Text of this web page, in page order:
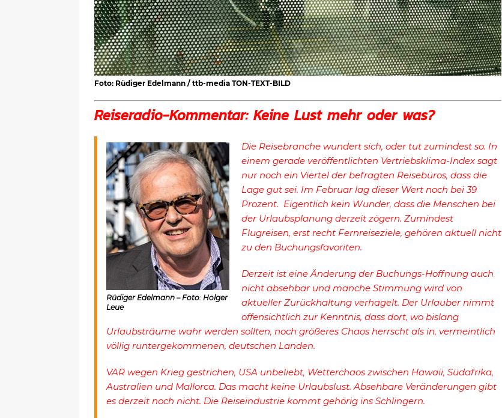
Foto: Rüdiger Edelmann / ttb-media TON-TEXT-BILD
Reiseradio-Kommentar: Keine Lust mehr oder was?
Rüdiger Edelmann – Foto: Holger
Leue
Die Reisebranche wundert sich, oder tut zumindest so. In
einem gerade veröffentlichten Vertriebsklima-Index sagt
nur noch ein Viertel der befragten Reisebüros, dass die
Lage gut sei. Im Februar lag dieser Wert noch bei 39
Prozent. Eigentlich kein Wunder, dass die Menschen bei
der Urlaubsplanung derzeit zögern. Zumindest
Flugreisen, erst recht Fernreiseziele, gehören aktuell nicht
zu den Buchungsfavoriten.
Derzeit ist eine Änderung der Buchungs-Hoffnung auch
nicht absehbar und manche Stimmung wird von
aktueller Zurückhaltung verhagelt. Der Urlauber nimmt
offensichtlich zur Kenntnis, dass dort, wo bislang
Urlaubsträume wahr werden sollten, noch größeres Chaos herrscht als in, vermeintlich
völlig runtergekommenen, deutschen Landen.
VAR wegen Krieg gestrichen, USA unbeliebt, Wetterchaos zwischen Hawaii, Südafrika,
Australien und Mallorca. Das macht keine Urlaubslust. Absehbare Veränderungen gibt
es derzeit noch nicht. Die Reiseindustrie kommt gehörig ins Schlingern.